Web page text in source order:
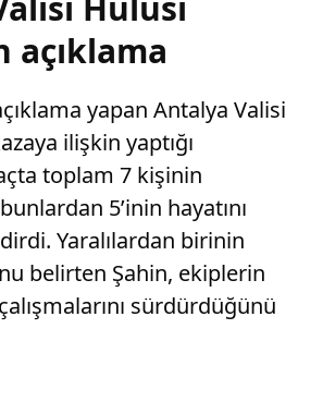
açıklama
yapan Antalya Valisi
ilişkin yaptığı
toplam 7 kişinin
5’inin hayatını
Yaralılardan birinin
belirten Şahin, ekiplerin
sürdürdüğünü